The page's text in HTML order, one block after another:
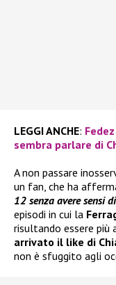
LEGGI ANCHE:
sembra parlare di
A non passare
un fan, che ha
12 senza avere sensi
episodi in cui la
risultando essere più
arrivato il like di
non è sfuggito agli